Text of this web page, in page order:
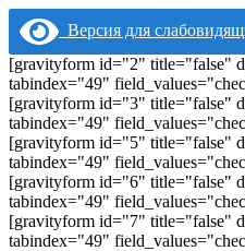
Версия для
[gravityform id="2" title="false"
tabindex="49"
[gravityform id="3" title="false"
tabindex="49"
[gravityform id="5" title="false"
tabindex="49"
[gravityform id="6" title="false"
tabindex="49"
[gravityform id="7" title="false"
tabindex="49"